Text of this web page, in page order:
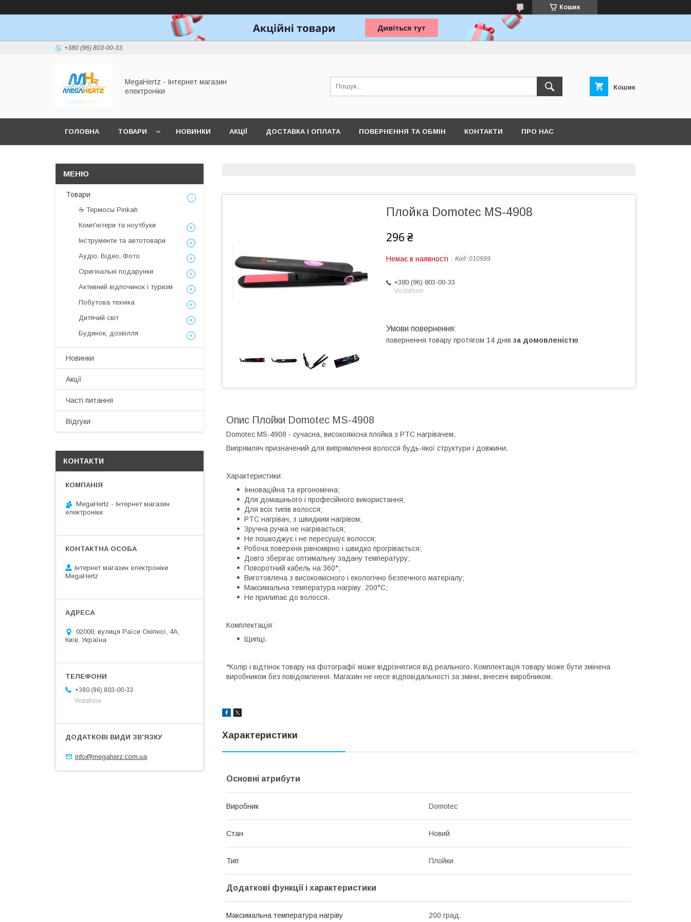
Кошик
+380 (96) 803-00-33
MegaHertz - Інтернет магазин
електроніки
Кошик
ГОЛОВНА ТОВАРИ НОВИНКИ АКЦІЇ ДОСТАВКА І ОПЛАТА ПОВЕРНЕННЯ ТА ОБМІН КОНТАКТИ ПРО НАС
Плойка Domotec MS-4908
296 ₴
Немає в наявності Код: 010999
+380 (96) 803-00-33
Vodafone
повернення товару протягом 14 днів за домовленістю
Опис Плойки Domotec MS-4908
Domotec MS-4908 - сучасна, високоякісна плойка з PTC нагрівачем.
Випрямляч призначений для випрямлення волосся будь-якої структури і довжини.
Характеристики:
Інноваційна та ергономічна;
Для домашнього і професійного використання;
Для всіх типів волосся;
PTC нагрівач, з швидким нагрівом;
Зручна ручка не нагрівається;
Не пошкоджує і не пересушує волосся;
Робоча поверхня рівномірно і швидко прогрівається;
Довго зберігає оптимальну задану температуру;
Поворотний кабель на 360°;
Виготовлена з високоякісного і екологічно безпечного матеріалу;
Максимальна температура нагріву: 200°С;
Не прилипає до волосся.
Комплектація:
Щипці.
*Колір і відтінок товару на фотографії може відрізнятися від реального. Комплектація товару може бути змінена
виробником без повідомлення. Магазин не несе відповідальності за зміни, внесені виробником.
Характеристики
Основні атрибути
Виробник Domotec
Стан Новий
Тип Плойки
Додаткові функції і характеристики
Максимальна температура нагріву 200 град.
Товари
☕ Термосы Pinkah
Комп'ютери та ноутбуки
Інструменти та автотовари
Аудіо, Відео, Фото
Оригінальні подарунки
Активний відпочинок і туризм
Побутова техніка
Дитячий світ
Будинок, дозвілля
Новинки
Акції
Часті питання
Відгуки
КОНТАКТИ
MegaHertz - Інтернет магазин
електроніки
Інтернет магазин електроніки
MegaHertz
02000, вулиця Раїси Окіпної, 4А,
Київ, Україна
+380 (96) 803-00-33
Vodafone
info@megaherz.com.ua